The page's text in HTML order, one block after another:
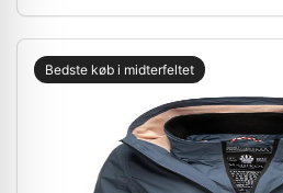
Bedste køb i midterfeltet